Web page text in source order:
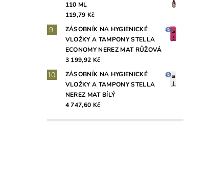
110 ML
119,79 Kč
ZÁSOBNÍK NA HYGIENICKÉ
VLOŽKY A TAMPONY STELLA
ECONOMY NEREZ MAT RŮŽOVÁ
3 199,92 Kč
ZÁSOBNÍK NA HYGIENICKÉ
VLOŽKY A TAMPONY STELLA
NEREZ MAT BÍLÝ
4 747,60 Kč